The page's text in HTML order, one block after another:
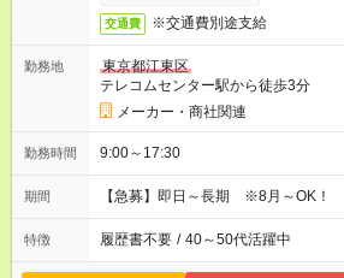
交通費 ※交通費別途支給
勤務地
東京都江東区
テレコムセンター駅から徒歩3分
メーカー・商社関連
勤務時間 9:00～17:30
期間 【急募】即日～長期 ※8月～OK！
特徴 履歴書不要 / 40～50代活躍中